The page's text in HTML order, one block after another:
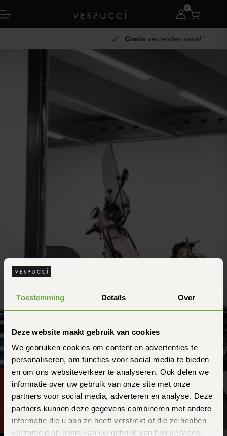
Toestemming Details Over
Deze website maakt gebruik van cookies
We gebruiken cookies om content en advertenties te
personaliseren, om functies voor social media te bieden
en om ons websiteverkeer te analyseren. Ook delen we
informatie over uw gebruik van onze site met onze
partners voor social media, adverteren en analyse. Deze
partners kunnen deze gegevens combineren met andere
informatie die u aan ze heeft verstrekt of die ze hebben
verzameld op basis van uw gebruik van hun services.
verzenden vanaf 75
Geef origineel met
de Vespucci giftcard
BESTEL NU